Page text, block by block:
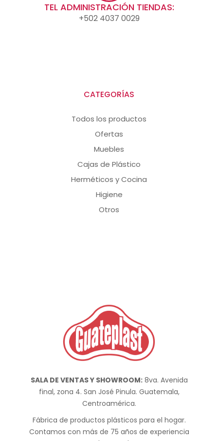
TEL ADMINISTRACIÓN TIENDAS:
+502 4037 0029
CATEGORÍAS
Todos los productos
Ofertas
Muebles
Cajas de Plástico
Herméticos y Cocina
Higiene
Otros
SALA DE VENTAS Y SHOWROOM:8va. Avenida
final, zona 4. San José Pinula. Guatemala,
Centroamérica.
Fábrica de productos plásticos para el hogar.
Contamos con más de 75 años de experiencia